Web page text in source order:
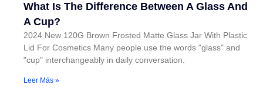
What Is The Difference Between A Glass And
A Cup?
2024 New 120G Brown Frosted Matte Glass Jar With Plastic
Lid For Cosmetics Many people use the words "glass" and
"cup" interchangeably in daily conversation.
Leer Más »